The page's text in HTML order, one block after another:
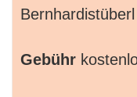
Bernhardistüberl
Gebühr